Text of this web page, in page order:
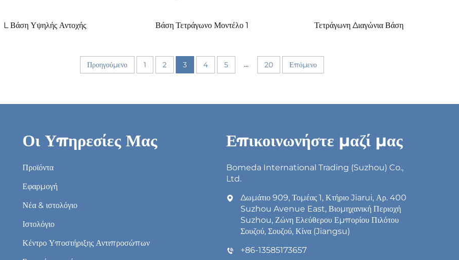
L Βάση Υψηλής Αντοχής Βάση Τετράγωνο Μοντέλο 1 Τετράγωνη Διαγώνια Βάση
Προηγούμενο 1 2 3 4 5 ... 20 Επόμενο
Οι Υπηρεσίες Μας
Προϊόντα
Εφαρμογή
Νέα & ιστολόγιο
Ιστολόγιο
Κέντρο Υποστήριξης Αντιπροσώπων
Επικοινωνήστε μαζί μας
Bomeda International Trading (Suzhou) Co.,
Ltd.
Δωμάτιο 909, Τομέας 1, Κτήριο Jiarui, Αρ. 400
Suzhou Avenue East, Βιομηχανική Περιοχή
Suzhou, Ζώνη Ελεύθερου Εμπορίου Πιλότου
Σουζού, Σουζού, Κίνα (Jiangsu)
+86-13585173657